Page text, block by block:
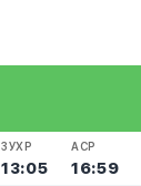
ЗУХР
13:05
АСР
16:59